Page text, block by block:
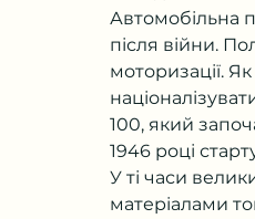
Автомобільна
після війни.
моторизації.
100, який
1946 році
У ті часи
матеріалами